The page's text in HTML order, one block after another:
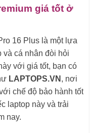
giá tốt ở
16 Plus là một lựa
cá nhân đòi hỏi
với giá tốt, bạn có
LAPTOPS.VN , nơi
chế độ bảo hành tốt
laptop này và trải
nay.